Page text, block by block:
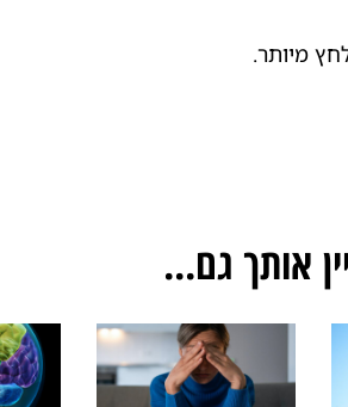
מיותר.
אותך גם...